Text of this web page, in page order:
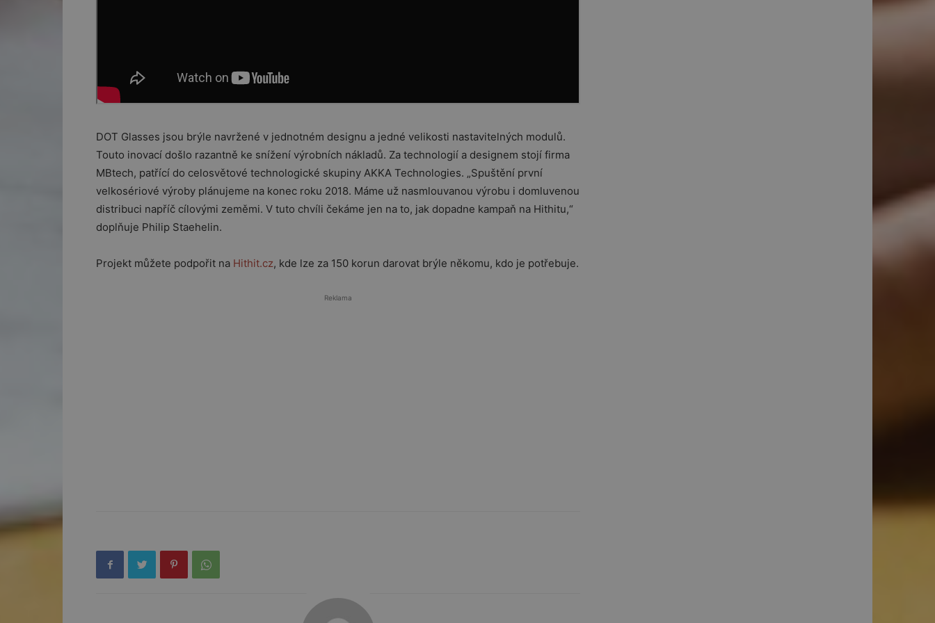
DOT Glasses jsou brýle navržené v jednotném designu a jedné velikosti nastavitelných modulů.
Touto inovací došlo razantně ke snížení výrobních nákladů. Za technologií a designem stojí firma
MBtech, patřící do celosvětové technologické skupiny AKKA Technologies. „Spuštění první
velkosériové výroby plánujeme na konec roku 2018. Máme už nasmlouvanou výrobu i domluvenou
distribuci napříč cílovými zeměmi. V tuto chvíli čekáme jen na to, jak dopadne kampaň na Hithitu,“
doplňuje Philip Staehelin.
Projekt můžete podpořit na Hithit.cz, kde lze za 150 korun darovat brýle někomu, kdo je potřebuje.
Reklama